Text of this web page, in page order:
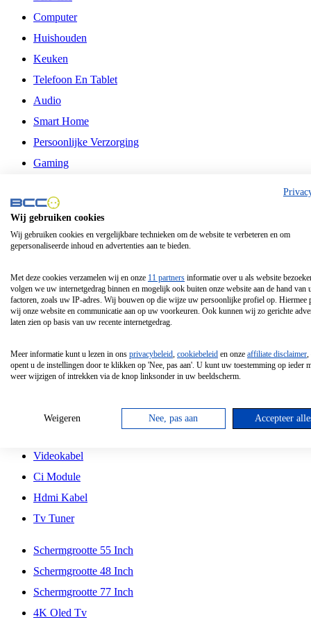
Computer
Huishouden
Keuken
Telefoon En Tablet
Audio
Smart Home
Persoonlijke Verzorging
Gaming
Philips
Schermgrootte 24 Inch
Schermgrootte 85 Inch
Schermgrootte 98 Inch
Tcl
Hd Led Tv
Antennekabel
Videokabel
Ci Module
Hdmi Kabel
Tv Tuner
Schermgrootte 55 Inch
Schermgrootte 48 Inch
Schermgrootte 77 Inch
4K Oled Tv
Wij gebruiken cookies
Wij gebruiken cookies en vergelijkbare technieken om de website te verbeteren en om
gepersonaliseerde inhoud en advertenties aan te bieden.
Met deze cookies verzamelen wij en onze 11 partners informatie over u als website
volgen we uw internetgedrag binnen en mogelijk ook buiten onze website aan de hand van
factoren, zoals uw IP-adres. Wij bouwen op die wijze uw persoonlijke profiel op. Hiermee
wij onze website en communicatie aan op uw voorkeuren. Ook kunnen wij zo gerichte
laten zien op basis van uw recente internetgedrag.
Meer informatie kunt u lezen in ons privacybeleid, cookiebeleid en onze affiliate disclaimer,
opent u de instellingen door te klikken op 'Nee, pas aan'. U kunt uw toestemming op ieder
weer wijzigen of intrekken via de knop linksonder in uw beeldscherm.
Weigeren Nee, pas aan Accepteer